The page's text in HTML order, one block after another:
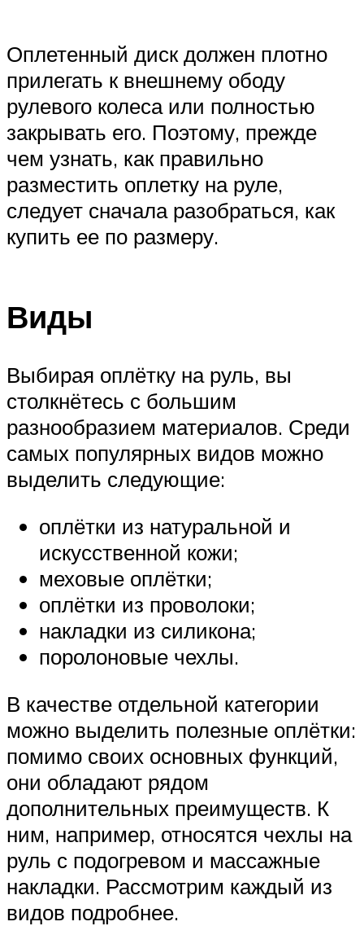
Оплетенный диск должен плотно
прилегать к внешнему ободу
рулевого колеса или полностью
закрывать его. Поэтому, прежде
чем узнать, как правильно
разместить оплетку на руле,
следует сначала разобраться, как
купить ее по размеру.
Виды
Выбирая оплётку на руль, вы
столкнётесь с большим
разнообразием материалов. Среди
самых популярных видов можно
выделить следующие:
оплётки из натуральной и
искусственной кожи;
меховые оплётки;
оплётки из проволоки;
накладки из силикона;
поролоновые чехлы.
В качестве отдельной категории
можно выделить полезные оплётки:
помимо своих основных функций,
они обладают рядом
дополнительных преимуществ. К
ним, например, относятся чехлы на
руль с подогревом и массажные
накладки. Рассмотрим каждый из
видов подробнее.